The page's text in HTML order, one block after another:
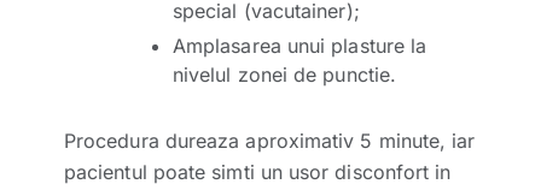
special (vacutainer);
Amplasarea unui plasture la
nivelul zonei de punctie.
Procedura dureaza aproximativ 5 minute, iar
pacientul poate simti un usor disconfort in